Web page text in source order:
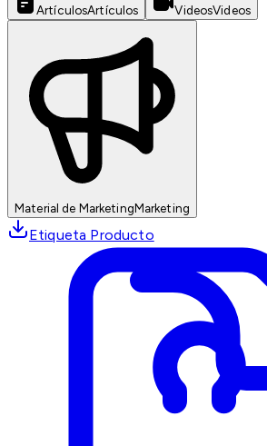
ArtículosArtículos VideosVideos
Material de MarketingMarketing
Etiqueta Producto